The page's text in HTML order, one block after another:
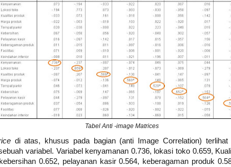
Tabel Anti -image Matrices
di atas, khusus pada bagian (anti Image Correlation)
variabel. Variabel kenyamanan 0.736, lokasi toko 0.659,
0.652, pelayanan kasir 0.564, keberagaman produk